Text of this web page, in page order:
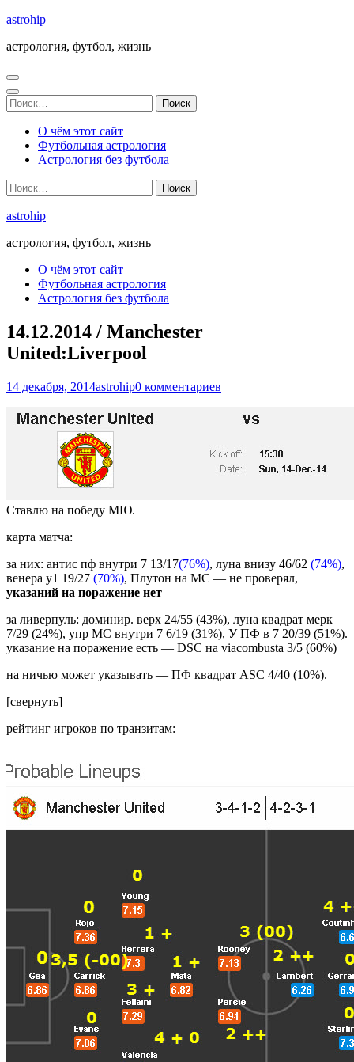
Перейти
содержимому
Enter)
astrohip
астрология, футбол, жизнь
Найти:
О чём этот сайт
Футбольная астрология
Астрология без футбола
Найти:
astrohip
астрология, футбол, жизнь
О чём этот сайт
Футбольная астрология
Астрология без футбола
14.12.2014 / Manchester
United:Liverpool
14 декабря, 2014astrohip0 комментариев
Ставлю на победу МЮ.
карта матча:
за них: антис пф внутри 7 13/17(76%), луна внизу 46/62 (74%),
венера у1 19/27 (70%), Плутон на МС — не проверял,
указаний на поражение нет
за ливерпуль: доминир. верх 24/55 (43%), луна квадрат мерк
7/29 (24%), упр МС внутри 7 6/19 (31%), У ПФ в 7 20/39 (51%).
указание на поражение есть — DSC на viacombusta 3/5 (60%)
на ничью может указывать — ПФ квадрат ASC 4/40 (10%).
[свернуть]
рейтинг игроков по транзитам: